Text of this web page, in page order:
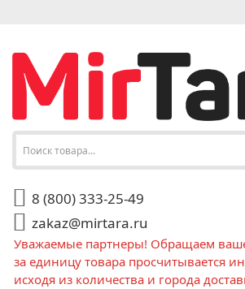
8 (800) 333-25-49
zakaz@mirtara.ru
Уважаемые партнеры! Обращаем
за единицу товара просчитывается
исходя из количества и города